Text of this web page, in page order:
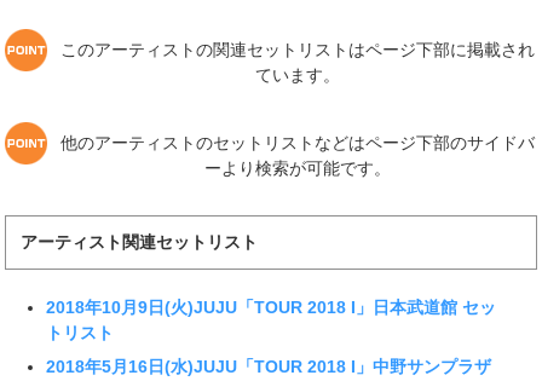
このアーティストの関連セットリストはページ下部に掲載され
ています。
他のアーティストのセットリストなどはページ下部のサイドバ
ーより検索が可能です。
アーティスト関連セットリスト
2018年10月9日(火)JUJU「TOUR 2018 I」日本武道館 セッ
トリスト
2018年5月16日(水)JUJU「TOUR 2018 I」中野サンプラザ